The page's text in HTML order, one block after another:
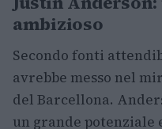
ambizioso
Secondo fonti
avrebbe messo nel
del Barcellona.
un grande potenziale